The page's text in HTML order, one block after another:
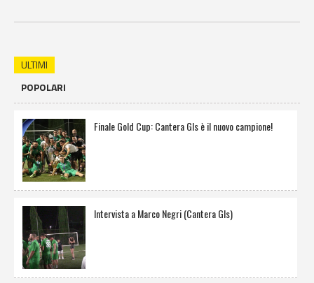
ULTIMI
POPOLARI
Finale Gold Cup: Cantera Gls è il nuovo campione!
Intervista a Marco Negri (Cantera Gls)